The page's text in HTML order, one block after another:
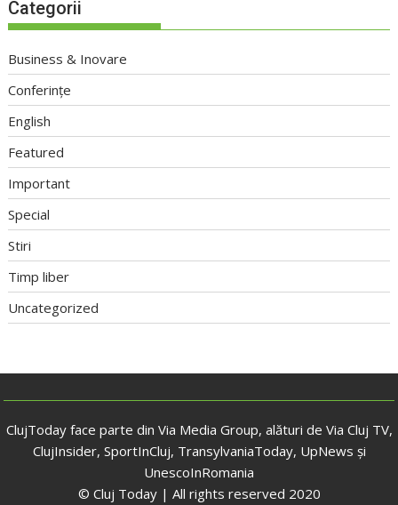
Categorii
Business & Inovare
Conferințe
English
Featured
Important
Special
Stiri
Timp liber
Uncategorized
ClujToday face parte din Via Media Group, alături de Via Cluj TV,
ClujInsider, SportInCluj, TransylvaniaToday, UpNews și
UnescoInRomania
© Cluj Today | All rights reserved 2020